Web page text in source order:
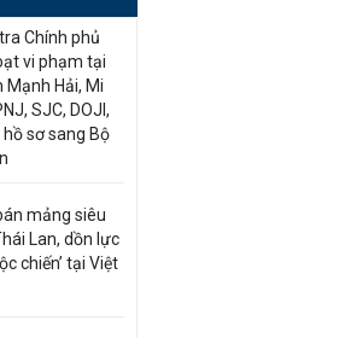
Chính phủ
vi phạm tại
Mạnh Hải, Mi
SJC, DOJI,
sơ sang Bộ
mảng siêu
Lan, dồn lực
chiến’ tại Việt